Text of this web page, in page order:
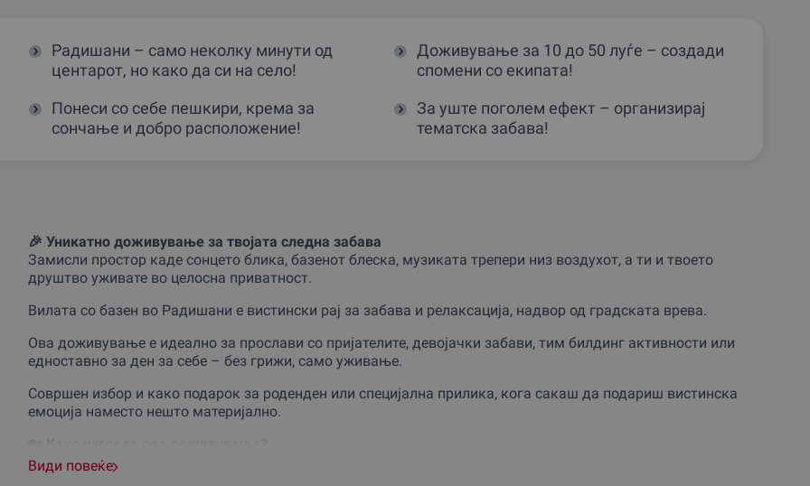
Радишани – само неколку минути од
центарот, но како да си на село!
Доживување за 10 до 50 луѓе – создади
спомени со екипата!
Понеси со себе пешкири, крема за
сончање и добро расположение!
За уште поголем ефект – организирај
тематска забава!
🎉 Уникатно доживување за твојата следна забава
Замисли простор каде сонцето блика, базенот блеска, музиката трепери низ воздухот, а ти и твоето
друштво уживате во целосна приватност.
Вилата со базен во Радишани е вистински рај за забава и релаксација, надвор од градската врева.
Ова доживување е идеално за прослави со пријателите, девојачки забави, тим билдинг активности или
едноставно за ден за себе – без грижи, само уживање.
Совршен избор и како подарок за роденден или специјална прилика, кога сакаш да подариш вистинска
емоција наместо нешто материјално.
👉 Простор: Надворешниот дел од вилата е целосно на ваше располагање – базен, скара, летниковец и
Види повеќе